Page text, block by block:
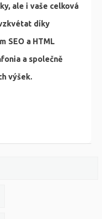
ale i vaše celková
díky
SEO a HTML
a společně
výšek.